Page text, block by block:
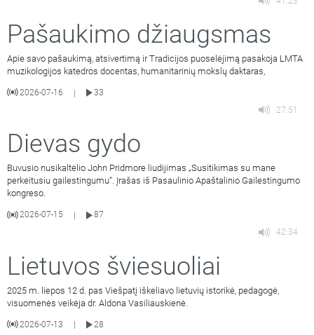
Pašaukimo džiaugsmas
Apie savo pašaukimą, atsivertimą ir Tradicijos puoselėjimą pasakoja LMTA
muzikologijos katedros docentas, humanitarinių mokslų daktaras,
2026-07-16 |
33
27:51
Dievas gydo
Buvusio nusikaltėlio John Pridmore liudijimas „Susitikimas su mane
perkeitusiu gailestingumu“. Įrašas iš Pasaulinio Apaštalinio Gailestingumo
kongreso.
2026-07-15
87
42:34
Lietuvos šviesuoliai
2025 m. liepos 12 d. pas Viešpatį iškeliavo lietuvių istorikė, pedagogė,
visuomenės veikėja dr. Aldona Vasiliauskienė.
2026-07-13 28